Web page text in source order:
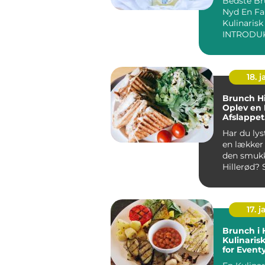
Nyd En
Kulinarisk
18.
Brunch
Oplev en
Afslappet
Har du
en lækker
den
Hillerød?
ste...
17.
Brunch i
for